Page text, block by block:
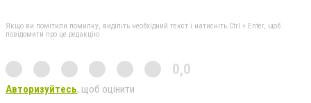
Якщо ви помітили помилку, виділіть необхідний текст і натисніть Ctrl + Enter, щоб
повідомити про це редакцію
0,0
Авторизуйтесь, щоб оцінити